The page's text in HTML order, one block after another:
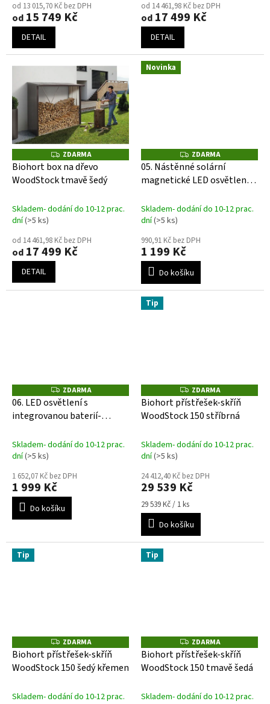
od 13 015,70 Kč bez DPH
od 15 749 Kč
DETAIL
od 14 461,98 Kč bez DPH
od 17 499 Kč
DETAIL
Z
D
A
R
ZDARMA
Biohort box na dřevo
WoodStock tmavě šedý
Skladem- dodání do 10-12 prac.
dní(>5 ks)
od 14 461,98 Kč bez DPH
od 17 499 Kč
DETAIL
Novinka
Z
D
A
R
ZDARMA
05. Nástěnné solární
magnetické LED osvětlení s
Skladem- dodání do 10-12 prac.
dní(>5 ks)
990,91 Kč bez DPH
1 199 Kč
Do košíku
Z
D
A
R
ZDARMA
06. LED osvětlení s
integrovanou baterií-
Skladem- dodání do 10-12 prac.
dní(>5 ks)
1 652,07 Kč bez DPH
1 999 Kč
Do košíku
Tip
Z
D
A
R
ZDARMA
Biohort přístřešek-skříň
WoodStock 150 stříbrná
Skladem- dodání do 10-12 prac.
dní(>5 ks)
24 412,40 Kč bez DPH
29 539 Kč
Měrná
cena:
29 539 Kč / 1 ks
Do košíku
Tip
Z
D
A
R
ZDARMA
Biohort přístřešek-skříň
WoodStock 150 šedý křemen
Skladem- dodání do 10-12 prac.
Tip
Z
D
A
R
ZDARMA
Biohort přístřešek-skříň
WoodStock 150 tmavě šedá
Skladem- dodání do 10-12 prac.